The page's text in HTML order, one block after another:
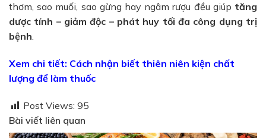
thơm, sao muối, sao gừng hay ngâm rượu đều giúp tăng
dược tính – giảm độc – phát huy tối đa công dụng trị
bệnh.
Xem chi tiết: Cách nhận biết thiên niên kiện chất
lượng để làm thuốc
Post Views: 95
Bài viết liên quan